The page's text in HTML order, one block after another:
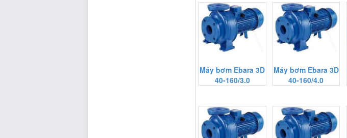
Máy bơm Ebara 3D
40-160/3.0
Máy bơm Ebara 3D
40-160/4.0